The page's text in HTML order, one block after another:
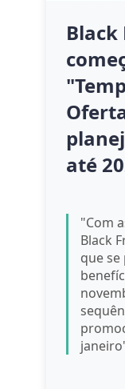
Black
até
"Com
Black
que